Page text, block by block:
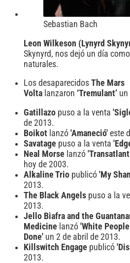
Sebastian Bach
Leon Wilkeson (Lynyrd
Skynyrd, nos dejó un día
naturales.
Los desaparecidos The Mars
Volta lanzaron ‘Tremulant’ un
Gatillazo puso a la venta
de 2013.
Boikot lanzó 'Amaneció' este
Savatage puso a la venta
Neal Morse lanzó
hoy de 2003.
Alkaline Trio publicó 'My
2013.
The Black Angels puso a la
2013.
Jello Biafra and the
Medicine lanzó 'White
Done' un 2 de abril de 2013.
Killswitch Engage publicó
2013.